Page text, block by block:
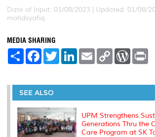
Date of Input: 01/08/2023 | Updated: 01/08/
mohdsyafiq
MEDIA SHARING
S
e
F
a
b
o
o
k
T
w
t
r
L
e
I
E
m
l
C
L
n
W
P
e
s
t
SEE ALSO
UPM Strengthens
Generations Thru the
Care Program at SK